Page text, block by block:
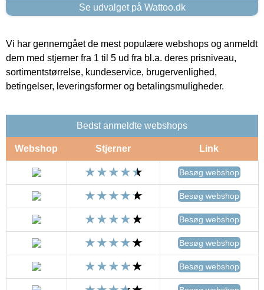
Se udvalget på Wattoo.dk
Vi har gennemgået de mest populære webshops og anmeldt
dem med stjerner fra 1 til 5 ud fra bl.a. deres prisniveau,
sortimentstørrelse, kundeservice, brugervenlighed,
betingelser, leveringsformer og betalingsmuligheder.
Bedst anmeldte webshops
Webshop Stjerner Link
Besøg webshop
Besøg webshop
Besøg webshop
Besøg webshop
Besøg webshop